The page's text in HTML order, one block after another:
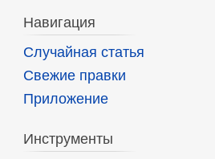
Навигация
Случайная статья
Свежие правки
Приложение
Инструменты